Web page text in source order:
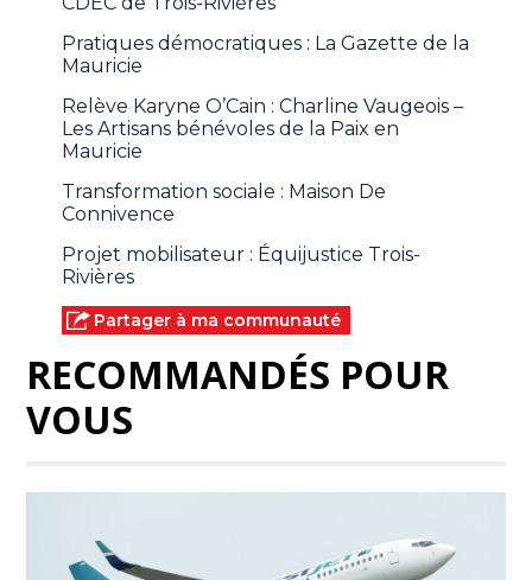
Pratiques démocratiques : La Gazette de la
Mauricie
Relève Karyne O’Cain : Charline Vaugeois –
Les Artisans bénévoles de la Paix en
Mauricie
Transformation sociale : Maison De
Connivence
Projet mobilisateur : Équijustice Trois-
Rivières
Partager à ma communauté
RECOMMANDÉS POUR
VOUS